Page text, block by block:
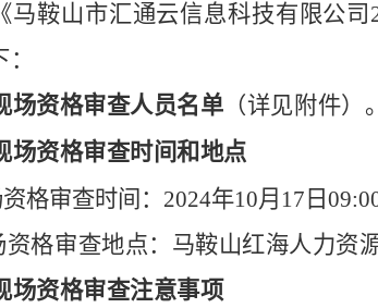
马鞍山市汇通云信息科技有限公司
场资格审查人员名单 （详见附件）。
场资格审查时间和地点
格审查时间： 2024年10月 17 日
资格审查地点： 马鞍山红海人力资
场资格审查注意事项